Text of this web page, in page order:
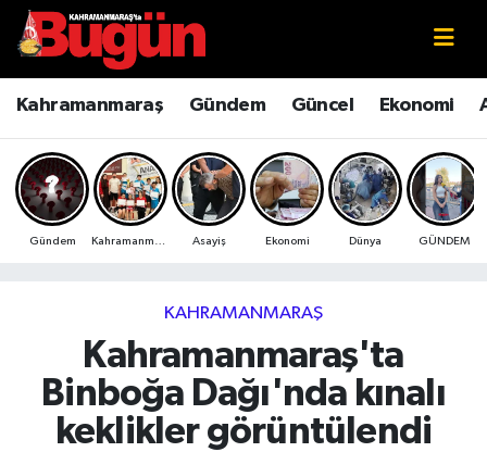
Kahramanmaraş Gündem Güncel Ekonomi
Gündem Asayiş Ekonomi Dünya GÜNDEM
KAHRAMANMARAŞ
Kahramanmaraş'ta
Binboğa Dağı'nda kınalı
keklikler görüntülendi
Kahramanmaraş
Kahramanmaraş Sokak Röportajları
Bilim ve Teknoloji
Çevre
Ekonomi
Genel
Kahramanmaraş Nöbetçi Eczaneler
Kahramanmaraş Hava Durumu
Kahramanmaraş Namaz Vakitleri
Kahramanmaraş Trafik Yoğunluk Haritası
Süper Lig Puan Durumu ve Fikstür
Tüm Manşetler
Son Dakika Haberleri